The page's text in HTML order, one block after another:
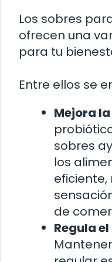
Los sobres
ofrecen una
para tu
Entre ellos se
Mejora
sobres
los
eficiente,
de
Regula